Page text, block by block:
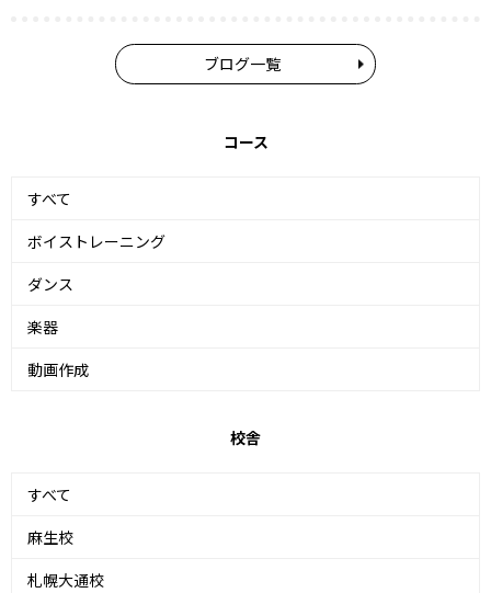
ブログ一覧
コース
すべて
ボイストレーニング
ダンス
楽器
動画作成
校舎
すべて
麻生校
札幌大通校